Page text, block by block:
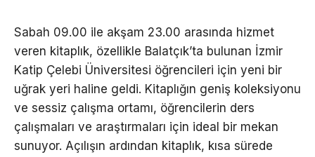
Sabah 09.00 ile akşam 23.00 arasında hizmet
veren kitaplık, özellikle Balatçık’ta bulunan İzmir
Katip Çelebi Üniversitesi öğrencileri için yeni bir
uğrak yeri haline geldi. Kitaplığın geniş koleksiyonu
ve sessiz çalışma ortamı, öğrencilerin ders
çalışmaları ve araştırmaları için ideal bir mekan
sunuyor. Açılışın ardından kitaplık, kısa sürede